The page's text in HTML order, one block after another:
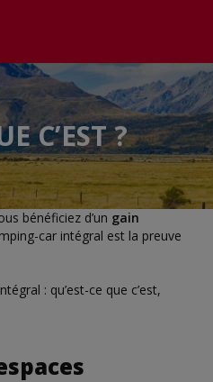
C’EST ?
bénéficiez d’un gain
car intégral est la preuve
: qu’est-ce que c’est,